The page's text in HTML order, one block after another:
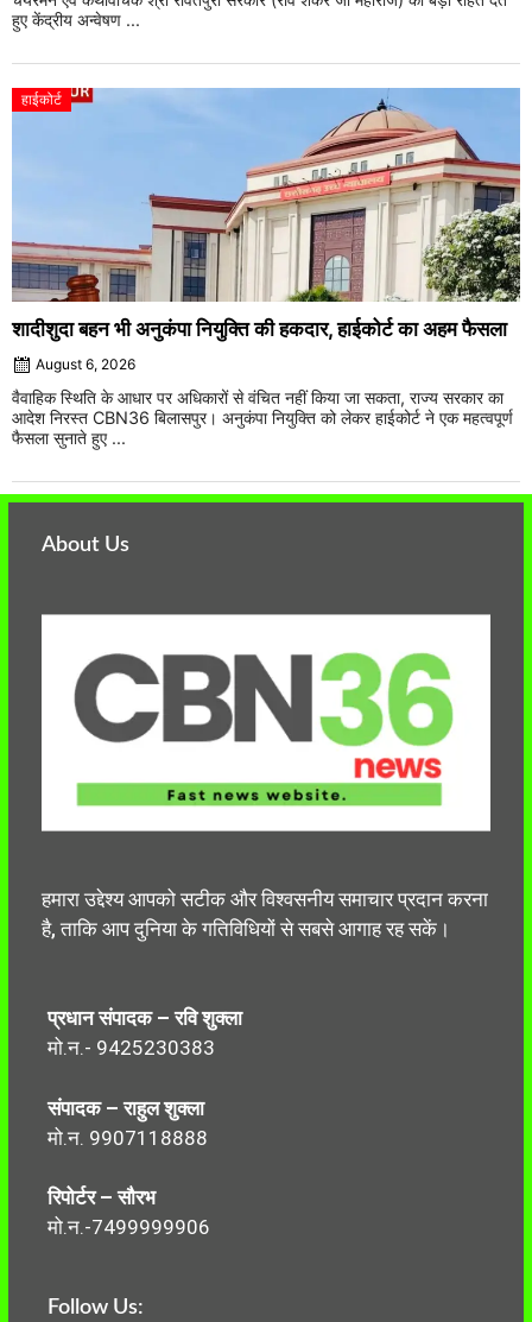
हुए केंद्रीय अन्वेषण ...
हाईकोर्ट
शादीशुदा बहन भी अनुकंपा नियुक्ति की हकदार, हाईकोर्ट का अहम फैसला
August 6, 2026
वैवाहिक स्थिति के आधार पर अधिकारों से वंचित नहीं किया जा सकता, राज्य सरकार का
आदेश निरस्त CBN36 बिलासपुर। अनुकंपा नियुक्ति को लेकर हाईकोर्ट ने एक महत्वपूर्ण
फैसला सुनाते हुए ...
About Us
हमारा उद्देश्य आपको सटीक और विश्वसनीय समाचार प्रदान करना
है, ताकि आप दुनिया के गतिविधियों से सबसे आगाह रह सकें।
प्रधान संपादक – रवि शुक्ला
मो.न.- 9425230383
संपादक – राहुल शुक्ला
मो.न. 9907118888
रिपोर्टर – सौरभ
मो.न.-7499999906
Follow Us: